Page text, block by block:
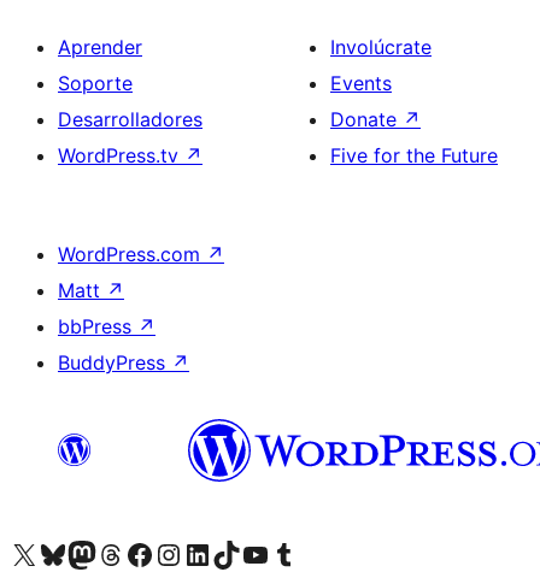
Aprender
Soporte
Desarrolladores
WordPress.tv ↗
Involúcrate
Events
Donate ↗
Five for the Future
WordPress.com ↗
Matt ↗
bbPress ↗
BuddyPress ↗
Visit our X (formerly Twitter) account
Visit our Bluesky account
Visit our Mastodon account
Visit our Threads account
Visita nuestra página de Facebook
Visita nuestra cuenta de Instagram
Visita nuestra cuenta de LinkedIn
Visit our TikTok account
Visita nuestro canal de YouTube
Visit our Tumblr account